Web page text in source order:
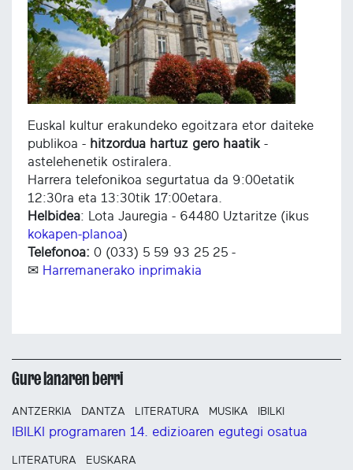
Euskal kultur erakundeko egoitzara etor daiteke
publikoa - hitzordua hartuz gero haatik -
astelehenetik ostiralera.
Harrera telefonikoa segurtatua da 9:00etatik
12:30ra eta 13:30tik 17:00etara.
Helbidea: Lota Jauregia - 64480 Uztaritze (ikus
kokapen-planoa)
Telefonoa: 0 (033) 5 59 93 25 25 -
✉ Harremanerako inprimakia
Gure lanaren berri
ANTZERKIA DANTZA LITERATURA MUSIKA IBILKI
IBILKI programaren 14. edizioaren egutegi osatua
LITERATURA EUSKARA